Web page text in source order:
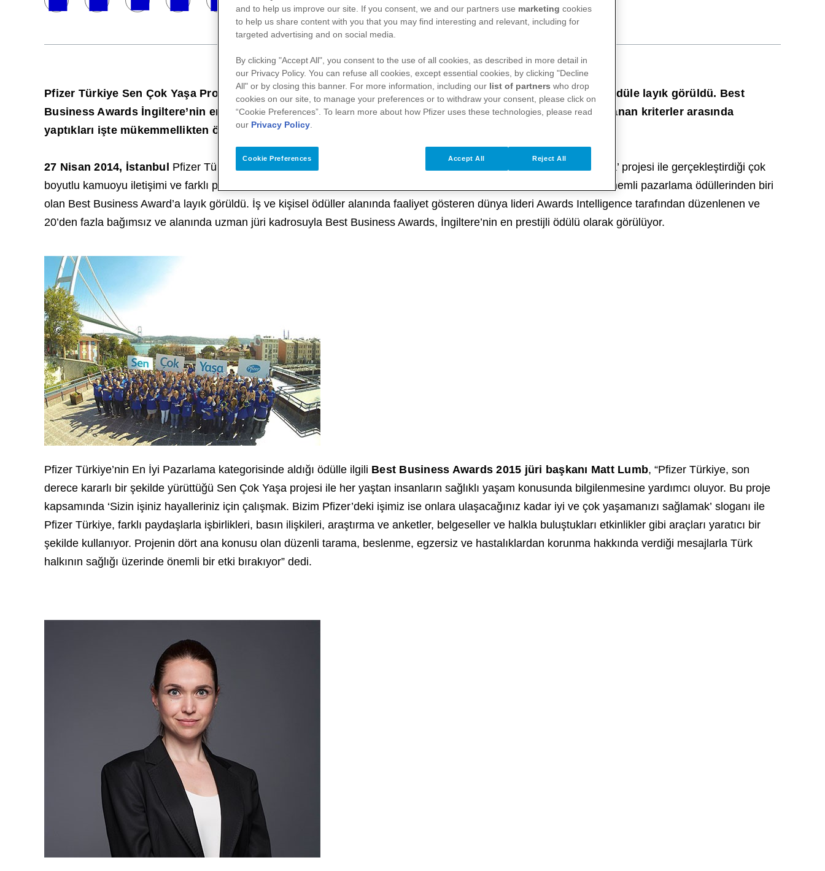
Pfizer Türkiye Sen Çok Yaşa Projesi ile 2015 Best Business Awards’da “En İyi Pazarlama Kategorisi”nde ödüle layık görüldü. Best
Business Awards İngiltere’nin en prestijli ödülleri arasında gösteriliyor. Ödüle layık görülen şirketlerde aranan kriterler arasında
yaptıkları işte mükemmellikten ödün vermemek yer alıyor.
27 Nisan 2014, İstanbul Pfizer Türkiye, sağlıklı yaşama ve yaşlanma bilincini geliştirmeyi hedeflediği ‘Sen Çok Yaşa’ projesi ile gerçekleştirdiği çok
boyutlu kamuoyu iletişimi ve farklı paydaşlarla işbirliği içinde yürüttüğü bilinçlendirme çalışmalarıyla İngiltere’nin en önemli pazarlama ödüllerinden biri
olan Best Business Award’a layık görüldü. İş ve kişisel ödüller alanında faaliyet gösteren dünya lideri Awards Intelligence tarafından düzenlenen ve
20’den fazla bağımsız ve alanında uzman jüri kadrosuyla Best Business Awards, İngiltere’nin en prestijli ödülü olarak görülüyor.
Pfizer Türkiye’nin En İyi Pazarlama kategorisinde aldığı ödülle ilgili Best Business Awards 2015 jüri başkanı Matt Lumb, “Pfizer Türkiye, son
derece kararlı bir şekilde yürüttüğü Sen Çok Yaşa projesi ile her yaştan insanların sağlıklı yaşam konusunda bilgilenmesine yardımcı oluyor. Bu proje
kapsamında ‘Sizin işiniz hayalleriniz için çalışmak. Bizim Pfizer’deki işimiz ise onlara ulaşacağınız kadar iyi ve çok yaşamanızı sağlamak’ sloganı ile
Pfizer Türkiye, farklı paydaşlarla işbirlikleri, basın ilişkileri, araştırma ve anketler, belgeseller ve halkla buluştukları etkinlikler gibi araçları yaratıcı bir
şekilde kullanıyor. Projenin dört ana konusu olan düzenli tarama, beslenme, egzersiz ve hastalıklardan korunma hakkında verdiği mesajlarla Türk
halkının sağlığı üzerinde önemli bir etki bırakıyor” dedi.
and to help us improve our site. If you consent, we and our partners use marketing cookies
to help us share content with you that you may find interesting and relevant, including for
targeted advertising and on social media.
By clicking "Accept All", you consent to the use of all cookies, as described in more detail in
our Privacy Policy. You can refuse all cookies, except essential cookies, by clicking "Decline
All" or by closing this banner. For more information, including our list of partners who drop
cookies on our site, to manage your preferences or to withdraw your consent, please click on
“Cookie Preferences”. To learn more about how Pfizer uses these technologies, please read
our Privacy Policy
Cookie Preferences Reject All
Accept All